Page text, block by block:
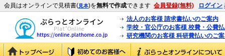
会員はオンラインで見積書(見本)を無料で作成できます 会員登録(無料) ログイン
法人のお客様 請求書払いのご案内
学校・官公庁のお客様 校費・公費
研究機関のお客様 科研費払いのご